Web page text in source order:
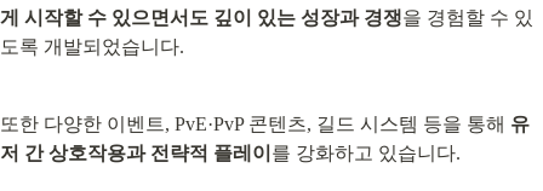
게 시작할 수 있으면서도 깊이 있는 성장과 경쟁을 경험할 수 있
도록 개발되었습니다.
또한 다양한 이벤트, PvE·PvP 콘텐츠, 길드 시스템 등을 통해 유
저 간 상호작용과 전략적 플레이 를 강화하고 있습니다.